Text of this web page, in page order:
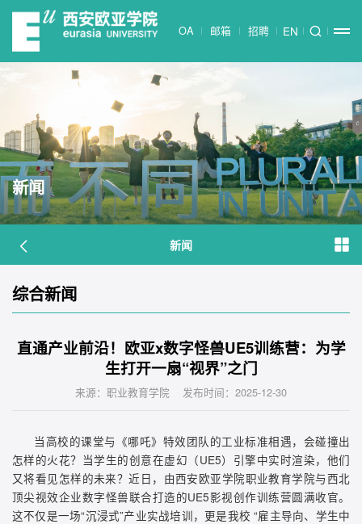
OA 邮箱 招聘 EN
新闻
新闻
综合新闻
直通产业前沿！欧亚x数字怪兽UE5训练营：为学
生打开一扇“视界”之门
来源：职业教育学院 发布时间：2025-12-30
当高校的课堂与《哪吒》特效团队的工业标准相遇，会碰撞出
怎样的火花？当学生的创意在虚幻（UE5）引擎中实时渲染，他们
又将看见怎样的未来？近日，由西安欧亚学院职业教育学院与西北
顶尖视效企业数字怪兽联合打造的UE5影视创作训练营圆满收官。
这不仅是一场“沉浸式”产业实战培训，更是我校 “雇主导向、学生中